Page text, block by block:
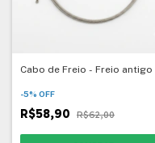
Cabo de Freio - Freio antigo
-5% OFF
R$58,90 R$62,00